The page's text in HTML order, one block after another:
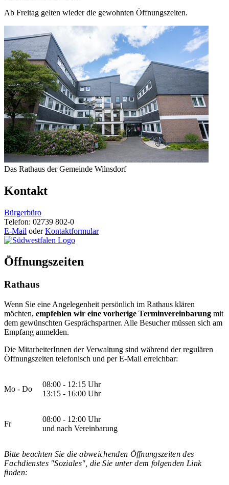
Ab Freitag gelten wieder die gewohnten Öffnungszeiten.
Das Rathaus der Gemeinde Wilnsdorf
Kontakt
Bürgerbüro
Telefon: 02739 802-0
E-Mail oderKontaktformular
Öffnungszeiten
Rathaus
Wenn Sie eine Angelegenheit persönlich im Rathaus klären
möchten, empfehlen wir eine vorherige Terminvereinbarung mit
dem gewünschten Gesprächspartner. Alle Besucher müssen sich am
Empfang anmelden.
Die MitarbeiterInnen der Verwaltung sind während der regulären
Öffnungszeiten telefonisch und per E-Mail erreichbar:
Mo - Do
08:00 - 12:15 Uhr
13:15 - 16:00 Uhr
Fr
08:00 - 12:00 Uhr
und nach Vereinbarung
Bitte beachten Sie die abweichenden Öffnungszeiten des
Fachdienstes "Soziales", die Sie unter dem folgenden Link
finden: